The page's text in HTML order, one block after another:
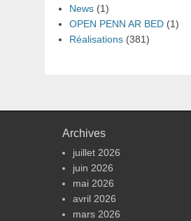
News (1)
OPEN PENN AR BED (1)
Réalisations (381)
Archives
juillet 2026
juin 2026
mai 2026
avril 2026
mars 2026